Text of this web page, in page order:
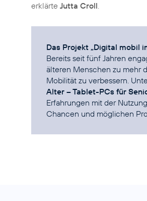
erklärte Jutta Croll.
Das Projekt „Digital mobil
Bereits seit fünf Jahren
älteren Menschen zu mehr
Mobilität zu verbessern.
Alter – Tablet-PCs für
Erfahrungen mit der
Chancen und möglichen